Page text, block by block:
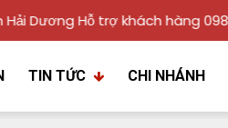
DươngHỗ trợ khách hàng
TIN TỨC CHI NHÁNH